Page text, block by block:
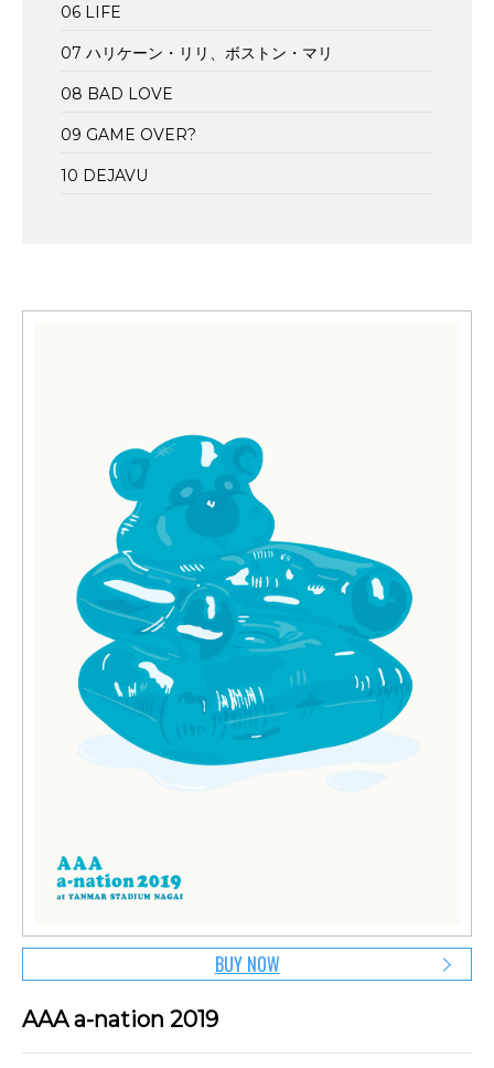
06 LIFE
07 ハリケーン・リリ、ボストン・マリ
08 BAD LOVE
09 GAME OVER?
10 DEJAVU
BUY NOW
AAA a-nation 2019